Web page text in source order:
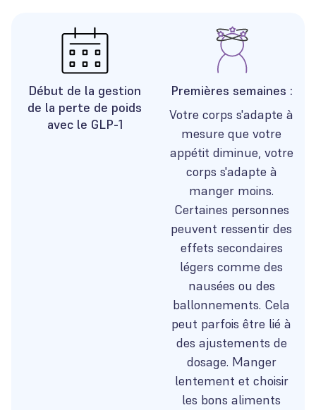
Début de la gestion
de la perte de poids
avec le GLP-1
Votre corps s'adapte à
mesure que votre
appétit diminue, votre
corps s'adapte à
manger moins.
Certaines personnes
peuvent ressentir des
effets secondaires
légers comme des
nausées ou des
ballonnements. Cela
peut parfois être lié à
des ajustements de
dosage. Manger
lentement et choisir
les bons aliments
Premières semaines :